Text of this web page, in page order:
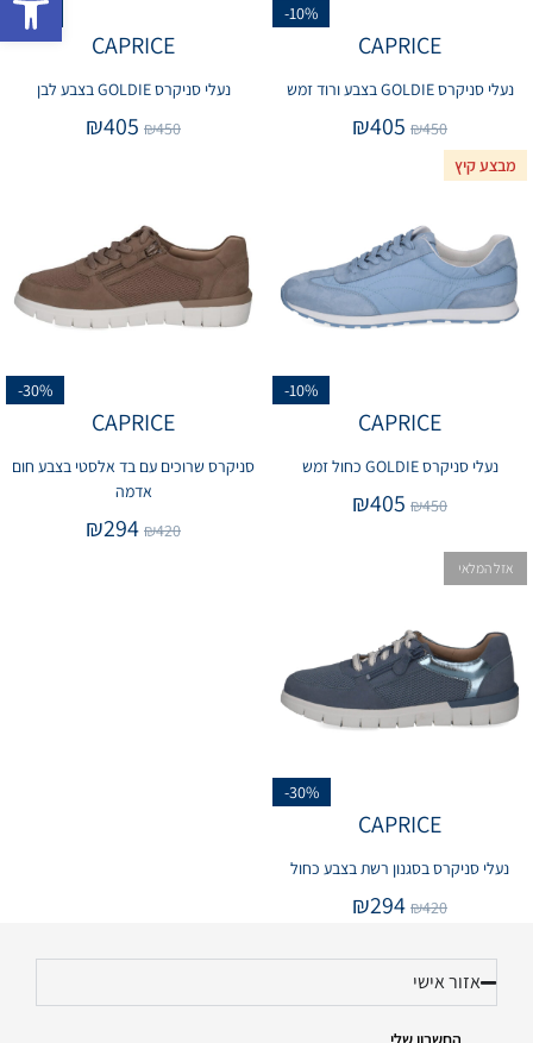
-10%
CAPRICE
נעלי סניקרס GOLDIE בצבע ורוד זמש
₪450
₪405
-10%
CAPRICE
נעלי סניקרס GOLDIE בצבע לבן
₪450
₪405
מבצע קיץ
-10%
CAPRICE
נעלי סניקרס GOLDIE כחול זמש
₪450
₪405
-30%
CAPRICE
סניקרס שרוכים עם בד אלסטי בצבע חום
אדמה
₪420
₪294
-30%
אזל המלאי
CAPRICE
נעלי סניקרס בסגנון רשת בצבע כחול
₪420
₪294
אזור אישי